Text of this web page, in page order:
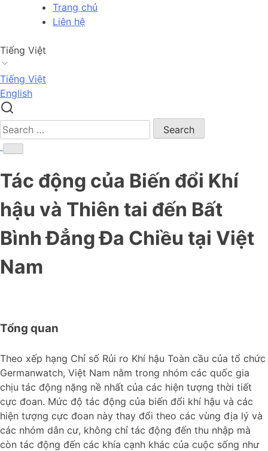
Trang chủ
Liên hệ
Tiếng Việt
Tiếng Việt
English
Search
for:
Tác động của Biến đổi Khí
hậu và Thiên tai đến Bất
Bình Đẳng Đa Chiều tại Việt
Nam
Tổng quan
Theo xếp hạng Chỉ số Rủi ro Khí hậu Toàn cầu của tổ chức
Germanwatch, Việt Nam nằm trong nhóm các quốc gia
chịu tác động nặng nề nhất của các hiện tượng thời tiết
cực đoan. Mức độ tác động của biến đổi khí hậu và các
hiện tượng cực đoan này thay đổi theo các vùng địa lý và
các nhóm dân cư, không chỉ tác động đến thu nhập mà
còn tác động đến các khía cạnh khác của cuộc sống như